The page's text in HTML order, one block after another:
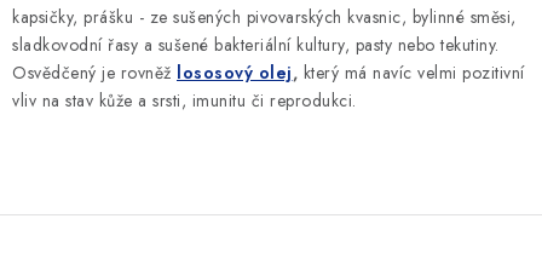
d
a
c
í
v
kapsičky, prášku - ze sušených pivovarských kvasnic, bylinné směsi,
sladkovodní řasy a sušené bakteriální kultury, pasty nebo tekutiny.
Osvědčený je rovněž lososový olej, který má navíc velmi pozitivní
vliv na stav kůže a srsti, imunitu či reprodukci.